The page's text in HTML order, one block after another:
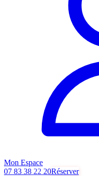
Mon Espace
07 83 38 22 20Réserver